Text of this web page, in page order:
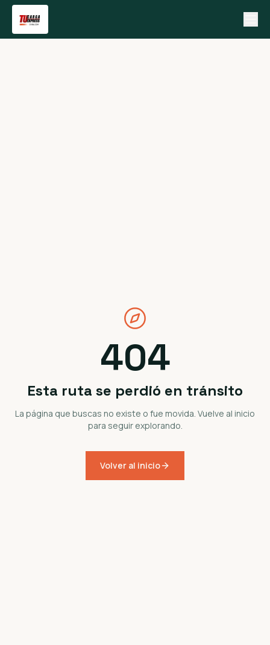
404
Esta ruta se perdió en tránsito
La página que buscas no existe o fue movida. Vuelve al inicio
para seguir explorando.
Volver al inicio